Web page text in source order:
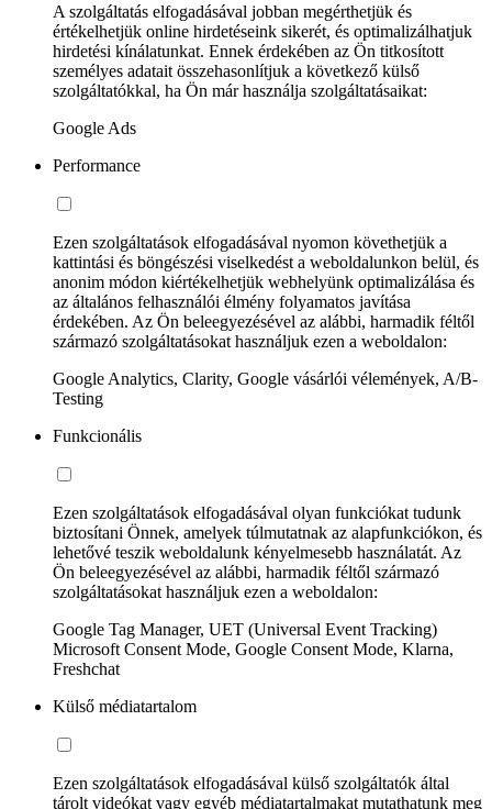
A szolgáltatás elfogadásával jobban megérthetjük és
értékelhetjük online hirdetéseink sikerét, és optimalizálhatjuk
hirdetési kínálatunkat. Ennek érdekében az Ön titkosított
személyes adatait összehasonlítjuk a következő külső
szolgáltatókkal, ha Ön már használja szolgáltatásaikat:
Google Ads
Performance
Ezen szolgáltatások elfogadásával nyomon követhetjük a
kattintási és böngészési viselkedést a weboldalunkon belül, és
anonim módon kiértékelhetjük webhelyünk optimalizálása és
az általános felhasználói élmény folyamatos javítása
érdekében. Az Ön beleegyezésével az alábbi, harmadik féltől
származó szolgáltatásokat használjuk ezen a weboldalon:
Google Analytics, Clarity, Google vásárlói vélemények, A/B-
Testing
Funkcionális
Ezen szolgáltatások elfogadásával olyan funkciókat tudunk
biztosítani Önnek, amelyek túlmutatnak az alapfunkciókon, és
lehetővé teszik weboldalunk kényelmesebb használatát. Az
Ön beleegyezésével az alábbi, harmadik féltől származó
szolgáltatásokat használjuk ezen a weboldalon:
Google Tag Manager, UET (Universal Event Tracking)
Microsoft Consent Mode, Google Consent Mode, Klarna,
Freshchat
Külső médiatartalom
Ezen szolgáltatások elfogadásával külső szolgáltatók által
tárolt videókat vagy egyéb médiatartalmakat mutathatunk meg